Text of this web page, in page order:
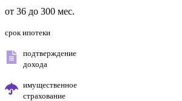
от 36 до 300 мес.
срок ипотеки
подтверждение
дохода
имущественное
страхование